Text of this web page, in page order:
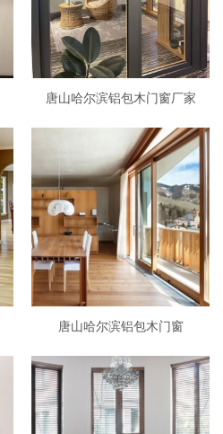
唐山哈尔滨铝包木门窗厂家
唐山哈尔滨铝包木门窗